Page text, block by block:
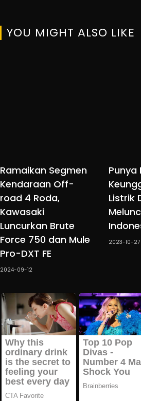
YOU MIGHT ALSO LIKE
Ramaikan Segmen
Kendaraan Off-
road 4 Roda,
Kawasaki
Luncurkan Brute
Force 750 dan Mule
Pro-DXT FE
2024-09-12
Punya
Listrik
2023-10-27